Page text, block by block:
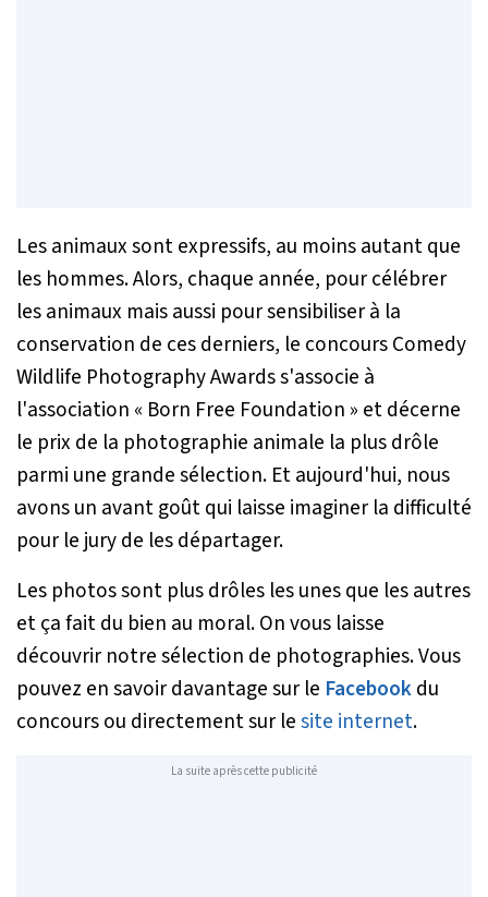
Les animaux sont expressifs, au moins autant que
les hommes. Alors, chaque année, pour célébrer
les animaux mais aussi pour sensibiliser à la
conservation de ces derniers, le concours Comedy
Wildlife Photography Awards s'associe à
l'association « Born Free Foundation » et décerne
le prix de la photographie animale la plus drôle
parmi une grande sélection. Et aujourd'hui, nous
avons un avant goût qui laisse imaginer la difficulté
pour le jury de les départager.
Les photos sont plus drôles les unes que les autres
et ça fait du bien au moral. On vous laisse
découvrir notre sélection de photographies. Vous
pouvez en savoir davantage sur le Facebookdu
concours ou directement sur lesite internet.
La suite après cette publicité